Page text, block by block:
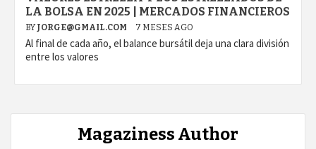
LA BOLSA EN 2025 | MERCADOS FINANCIEROS
BY JORGE@GMAIL.COM 7 MESES AGO
Al final de cada año, el balance bursátil deja una clara división
entre los valores
Magaziness Author